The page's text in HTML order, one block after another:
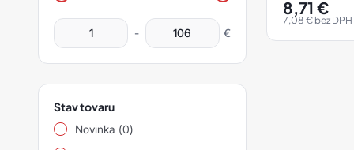
siarad
siarexx
siaspeed
siasponge
- €
Stav tovaru
Novinka (0)
8,71 €
7,08 € bez DPH